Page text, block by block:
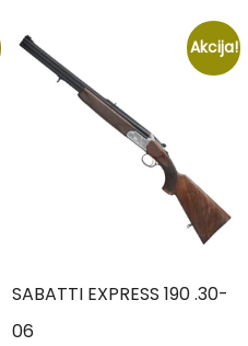
Akcija!
SABATTI EXPRESS 190 .30-
06